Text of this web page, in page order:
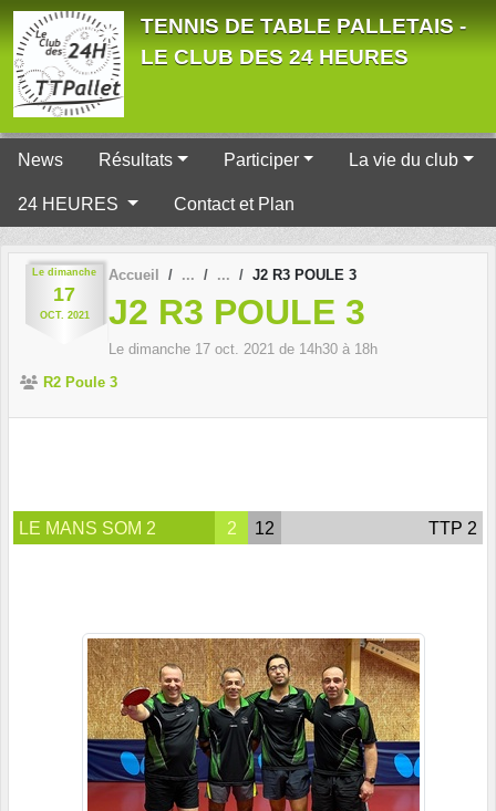
TENNIS DE TABLE PALLETAIS -
LE CLUB DES 24 HEURES
News Résultats Participer La vie du club
24 HEURES Contact et Plan
Le dimanche
17
OCT. 2021
Accueil J2 R3 POULE 3
J2 R3 POULE 3
Le dimanche 17 oct. 2021 de 14h30 à 18h
R2 Poule 3
LE MANS SOM 2 2 12 TTP 2
Panneau de gestion des cookies